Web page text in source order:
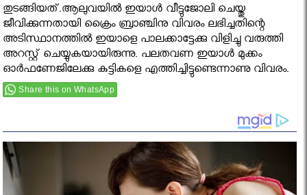
തുടങ്ങിയത്.ആലുവയില്‍ ഇയാള്‍ വീട്ടുജോലി ചെയ്തു
ജീവിക്കുന്നതായി ക്രൈം ബ്രാഞ്ചിനു വിവരം ലഭിച്ചതിന്റെ
അടിസ്ഥാനത്തില്‍ ഇയാളെ പാലക്കാട്ടേക്കു വിളിച്ചു വരുത്തി
അറസ്റ്റ് ചെയ്യുകയായിരുന്നു. പലതവണ ഇയാള്‍ മുക്കം
ഓര്‍ഫണേജിലേക്കു കുട്ടികളെ എത്തിച്ചിട്ടുണ്ടെന്നാണു വിവരം.
Share this on WhatsApp